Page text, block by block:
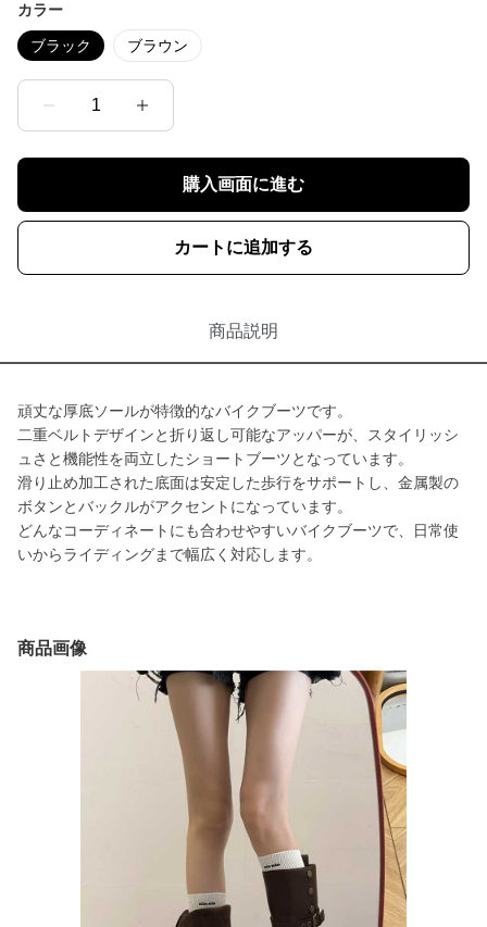
カラー
ブラック ブラウン
1
購入画面に進む
カートに追加する
商品説明
頑丈な厚底ソールが特徴的なバイクブーツです。
二重ベルトデザインと折り返し可能なアッパーが、スタイリッシ
ュさと機能性を両立したショートブーツとなっています。
滑り止め加工された底面は安定した歩行をサポートし、金属製の
ボタンとバックルがアクセントになっています。
どんなコーディネートにも合わせやすいバイクブーツで、日常使
いからライディングまで幅広く対応します。
商品画像